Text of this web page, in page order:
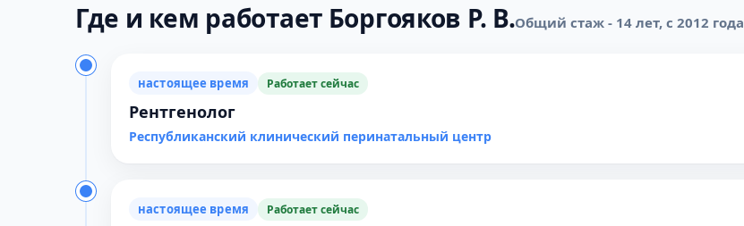
Где и кем работает Боргояков Р. В.Общий стаж - 14 лет, с 2012 года
настоящее время Работает сейчас
Рентгенолог
Республиканский клинический перинатальный центр
настоящее время Работает сейчас